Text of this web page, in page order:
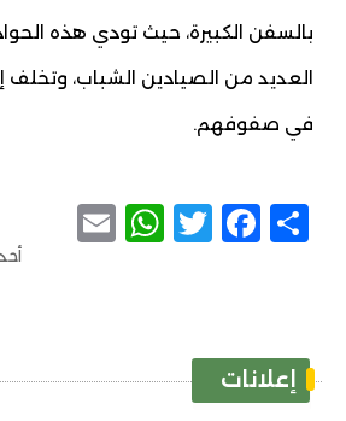
بالسفن الكبيرة، حيث تودي هذه
العديد من الصيادين الشباب، وتخلف
في صفوفهم.
Share
Facebook
Twitter
أحد, 2026/05/31
إعلانات